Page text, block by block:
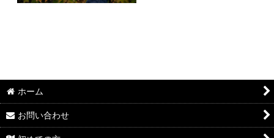
ホーム
お問い合わせ